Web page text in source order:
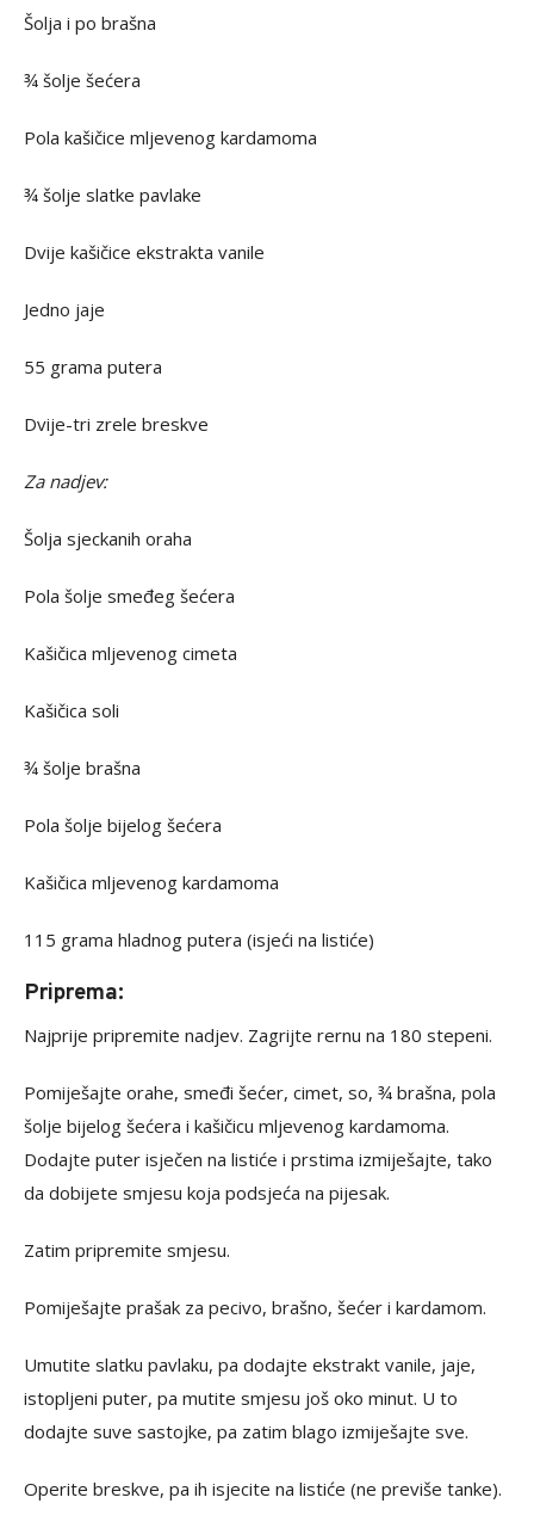
Šolja i po brašna
¾ šolje šećera
Pola kašičice mljevenog kardamoma
¾ šolje slatke pavlake
Dvije kašičice ekstrakta vanile
Jedno jaje
55 grama putera
Dvije-tri zrele breskve
Za nadjev:
Šolja sjeckanih oraha
Pola šolje smeđeg šećera
Kašičica mljevenog cimeta
Kašičica soli
¾ šolje brašna
Pola šolje bijelog šećera
Kašičica mljevenog kardamoma
115 grama hladnog putera (isjeći na listiće)
Priprema:
Najprije pripremite nadjev. Zagrijte rernu na 180 stepeni.
Pomiješajte orahe, smeđi šećer, cimet, so, ¾ brašna, pola
šolje bijelog šećera i kašičicu mljevenog kardamoma.
Dodajte puter isječen na listiće i prstima izmiješajte, tako
da dobijete smjesu koja podsjeća na pijesak.
Zatim pripremite smjesu.
Pomiješajte prašak za pecivo, brašno, šećer i kardamom.
Umutite slatku pavlaku, pa dodajte ekstrakt vanile, jaje,
istopljeni puter, pa mutite smjesu još oko minut. U to
dodajte suve sastojke, pa zatim blago izmiješajte sve.
Operite breskve, pa ih isjecite na listiće (ne previše tanke).